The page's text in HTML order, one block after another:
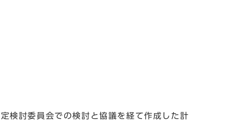
検討委員会での検討と協議を経て作成した計